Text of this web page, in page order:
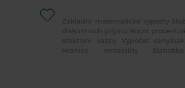
Základní matematické výpočty
diskontních příjmů Roční
efektivní sazby Výpočet ceny/
Hranice rentability